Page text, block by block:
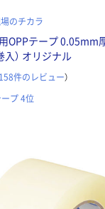
のチカラ
OPPテープ
入） オリジナル
158件のレビュー）
プ 4位